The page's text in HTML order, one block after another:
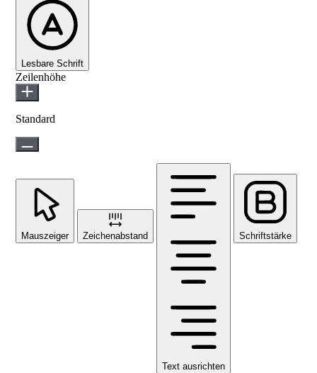
Lesbare Schrift
Zeilenhöhe
Standard
Mauszeiger Zeichenabstand
Text ausrichten
Schriftstärke